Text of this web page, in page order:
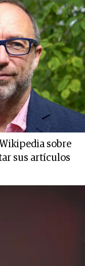
sobre
sus artículos